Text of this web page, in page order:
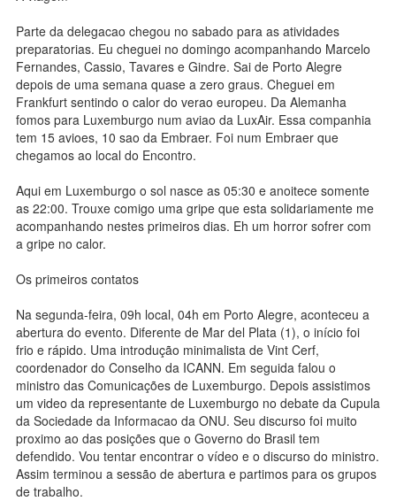
Parte da delegacao chegou no sabado para as atividades
preparatorias. Eu cheguei no domingo acompanhando Marcelo
Fernandes, Cassio, Tavares e Gindre. Sai de Porto Alegre
depois de uma semana quase a zero graus. Cheguei em
Frankfurt sentindo o calor do verao europeu. Da Alemanha
fomos para Luxemburgo num aviao da LuxAir. Essa companhia
tem 15 avioes, 10 sao da Embraer. Foi num Embraer que
chegamos ao local do Encontro.
Aqui em Luxemburgo o sol nasce as 05:30 e anoitece somente
as 22:00. Trouxe comigo uma gripe que esta solidariamente me
acompanhando nestes primeiros dias. Eh um horror sofrer com
a gripe no calor.
Os primeiros contatos
Na segunda-feira, 09h local, 04h em Porto Alegre, aconteceu a
abertura do evento. Diferente de Mar del Plata (1), o início foi
frio e rápido. Uma introdução minimalista de Vint Cerf,
coordenador do Conselho da ICANN. Em seguida falou o
ministro das Comunicações de Luxemburgo. Depois assistimos
um video da representante de Luxemburgo no debate da Cupula
da Sociedade da Informacao da ONU. Seu discurso foi muito
proximo ao das posições que o Governo do Brasil tem
defendido. Vou tentar encontrar o vídeo e o discurso do ministro.
Assim terminou a sessão de abertura e partimos para os grupos
de trabalho.